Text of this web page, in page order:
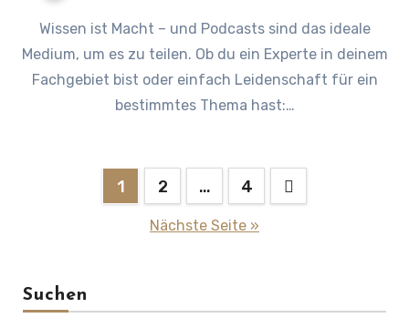
Wissen ist Macht – und Podcasts sind das ideale
Medium, um es zu teilen. Ob du ein Experte in deinem
Fachgebiet bist oder einfach Leidenschaft für ein
bestimmtes Thema hast:…
Seitennummerierung
1 2 … 4
Nächste Seite »
Suchen